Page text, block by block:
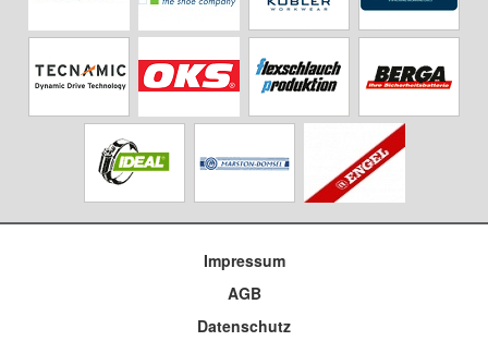
Impressum
AGB
Datenschutz